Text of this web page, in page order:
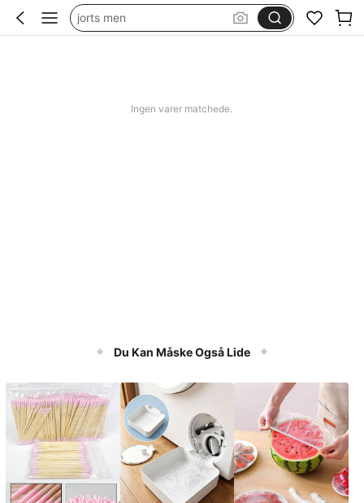
jorts men
Ingen varer matchede.
Du Kan Måske Også Lide